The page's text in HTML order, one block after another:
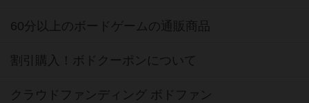
60分以上のボードゲームの通販商品
割引購入！ボドクーポンについて
クラウドファンディング ボドファン